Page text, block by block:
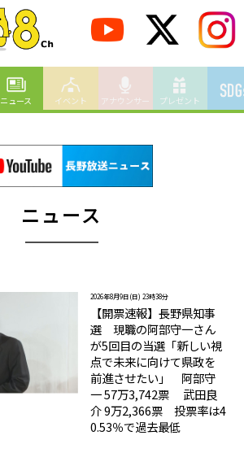
ニュース イベント アナウンサー プレゼント
ニュース
2026年8月9日(日) 23時38分
【開票速報】長野県知事
選 現職の阿部守一さん
が5回目の当選「新しい視
点で未来に向けて県政を
前進させたい」 阿部守
一 57万3,742票 武田良
介 9万2,366票 投票率は4
0.53％で過去最低